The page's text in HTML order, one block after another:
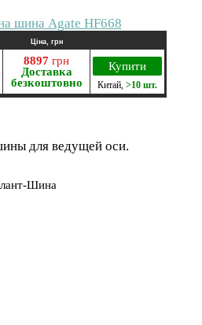
для ведущей оси.
Ціна, грн
8897 грн
Доставка
безкоштовно
Купити
Китай >10 шт.